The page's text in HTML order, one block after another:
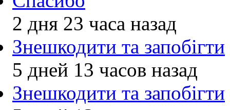
2 дня 23 часа назад
Знешкодити та запобігти
5 дней 13 часов назад
Знешкодити та запобігти